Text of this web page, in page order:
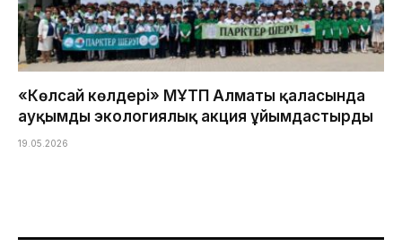
«Көлсай көлдері» МҰТП Алматы қаласында
ауқымды экологиялық акция ұйымдастырды
19.05.2026